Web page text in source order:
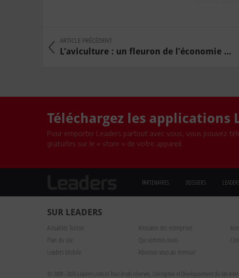
ARTICLE PRÉCÉDENT
L’aviculture : un fleuron de l’économie ...
Téléchargez les applications
Pour emporter Leaders partout avec vous, vous pouvez
gratuites sur le « store » de votre appareil.
PARTENAIRES DOSSIERS
SUR LEADERS
Actualités Tunisie Annuaire des entreprises
Plan du site
Qui sommes nous
Leaders Mobile
Abonnez-vous au mensuel
© 2009 - 2026 Leaders.com.tn Tous droits réservés. Conception et Développement du site